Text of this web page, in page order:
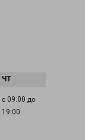
с 09:00 до
19:00